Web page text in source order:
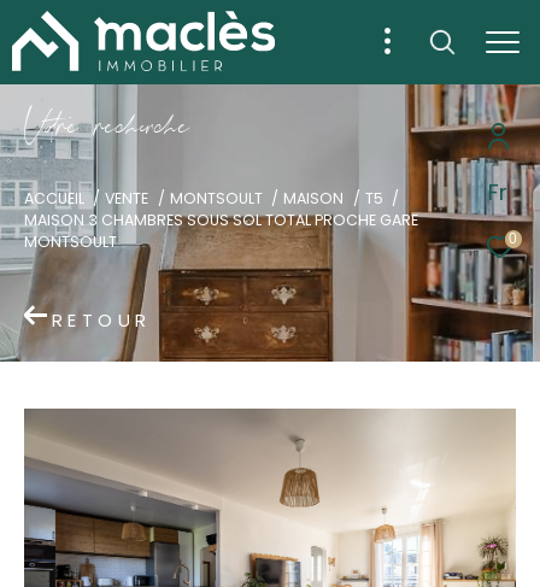
Fr
0
Vore recece
ACCUEIL VENTE MONTSOULT MAISON
T5
MAISON 3 CHAMBRES SOUS SOL TOTAL PROCHE GARE
MONTSOULT
RETOUR